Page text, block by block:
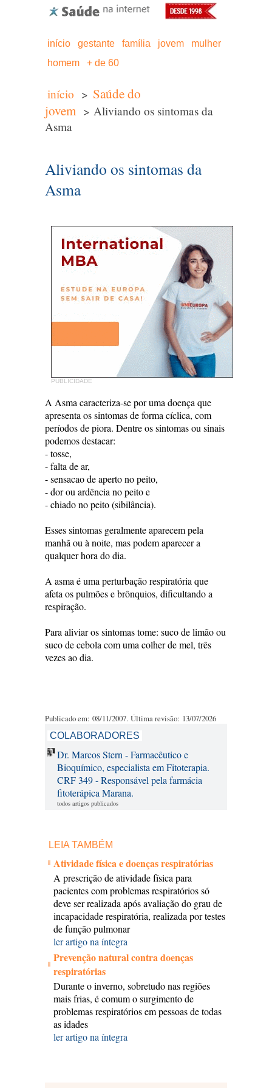
início gestante família jovem
mulher
homem
+ de 60
início > Saúde do
jovem > Aliviando os sintomas da
Asma
Aliviando os sintomas da
Asma
PUBLICIDADE
A Asma caracteriza-se por uma doença que
apresenta os sintomas de forma cíclica, com
períodos de piora. Dentre os sintomas ou sinais
podemos destacar:
- tosse,
- falta de ar,
- sensacao de aperto no peito,
- dor ou ardência no peito e
- chiado no peito (sibilância).
Esses sintomas geralmente aparecem pela
manhã ou à noite, mas podem aparecer a
qualquer hora do dia.
A asma é uma perturbação respiratória que
afeta os pulmões e brônquios, dificultando a
respiração.
Para aliviar os sintomas tome: suco de limão ou
suco de cebola com uma colher de mel, três
vezes ao dia.
Publicado em: 08/11/2007. Última revisão: 13/07/2026
COLABORADORES
Dr. Marcos Stern - Farmacêutico e
Bioquímico, especialista em Fitoterapia.
CRF 349 - Responsável pela farmácia
fitoterápica Marana.
todos artigos publicados
LEIA TAMBÉM
Atividade física e doenças respiratórias
A prescrição de atividade física para
pacientes com problemas respiratórios só
deve ser realizada após avaliação do grau de
incapacidade respiratória, realizada por testes
de função pulmonar
ler artigo na íntegra
Prevenção natural contra doenças
respiratórias
Durante o inverno, sobretudo nas regiões
mais frias, é comum o surgimento de
problemas respiratórios em pessoas de todas
as idades
ler artigo na íntegra